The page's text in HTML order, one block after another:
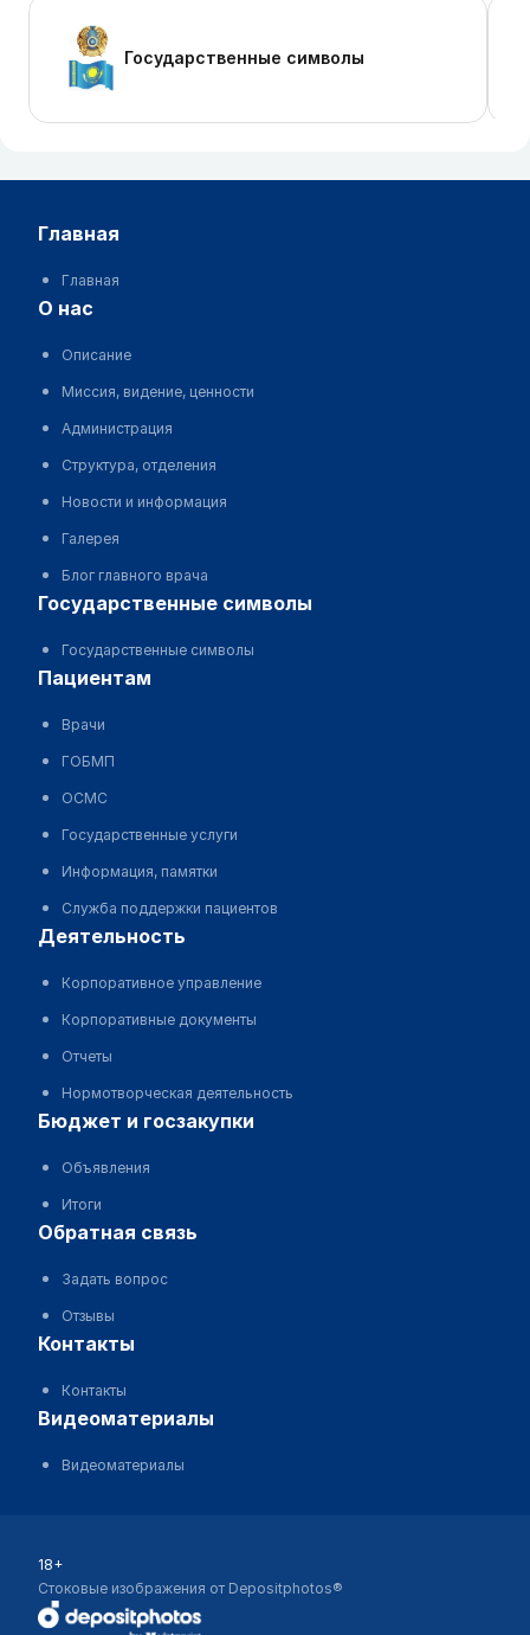
Государственные символы
главная
Главная
о нас
Описание
Миссия, видение, ценности
Администрация
Структура, отделения
Новости и информация
Галерея
Блог главного врача
государственные символы
Государственные символы
пациентам
Врачи
ГОБМП
ОСМС
Государственные услуги
Информация, памятки
Служба поддержки пациентов
деятельность
Корпоративное управление
Корпоративные документы
Отчеты
Нормотворческая деятельность
бюджет и госзакупки
Объявления
Итоги
обратная связь
Задать вопрос
Отзывы
контакты
Контакты
видеоматериалы
Видеоматериалы
18+
Стоковые изображения от Depositphotos®